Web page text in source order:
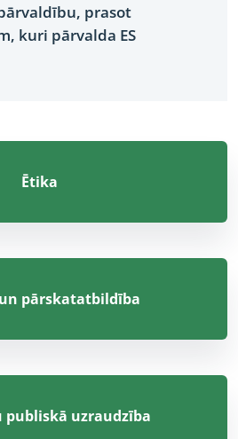
prasot
kuri pārvalda ES
Ētika
pārskatatbildība
publiskā uzraudzība